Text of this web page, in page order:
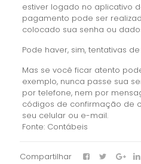
estiver logado no aplicativo
pagamento pode ser
colocado sua senha ou
Pode haver, sim, tentativas
Mas se você ficar atento
exemplo, nunca passe sua
por telefone, nem por
códigos de confirmação de
seu celular ou e-mail.
Fonte: Contábeis
Compartilhar